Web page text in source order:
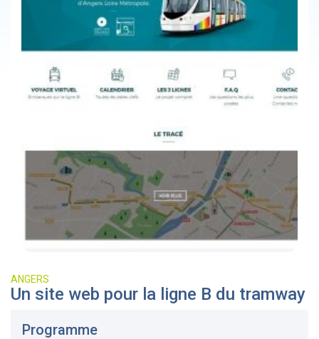
ANGERS
Un site web pour la ligne B du tramway
Programme